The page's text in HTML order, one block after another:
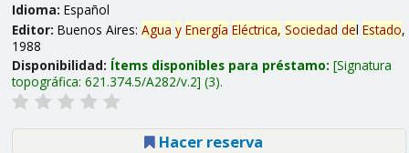
Idioma: Español
Editor: Buenos Aires: Agua y Energía Eléctrica, Sociedad del Estado,
1988
Disponibilidad: Ítems disponibles para préstamo: Signatura
topográfica: 621.374.5/A282/v.2 (3).
Hacer reserva